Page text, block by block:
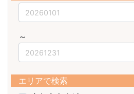
～
エリアで検索